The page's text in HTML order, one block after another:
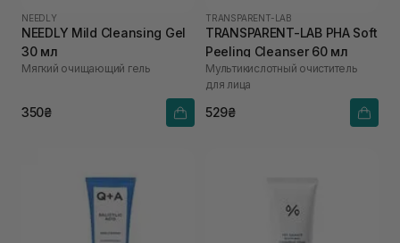
NEEDLY
NEEDLY Mild Cleansing Gel
30 мл
Мягкий очищающий гель
350₴
TRANSPARENT-LAB
TRANSPARENT-LAB PHA Soft
Peeling Cleanser 60 мл
Мультикислотный очиститель
для лица
529₴